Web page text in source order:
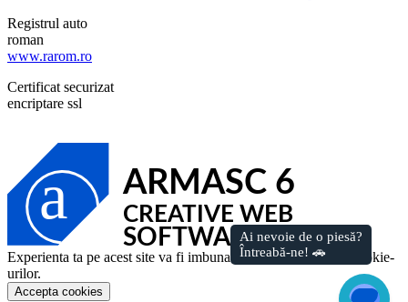
Registrul auto
roman
www.rarom.ro
Certificat securizat
encriptare ssl
ARMASC 6
CREATIVE WEB
SOFTWARE AGENCY
a
Experienta ta pe acest site va fi imbunatatita prin permiterea cookie-
urilor.
Accepta cookies